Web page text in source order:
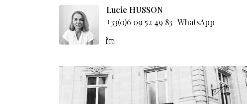
Lucie HUSSON
+33(0)6 09 52 49 83 WhatsApp